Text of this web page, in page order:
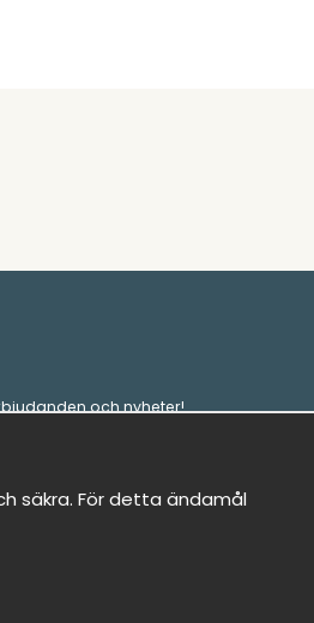
och nyheter!
säkra. För detta ändamål